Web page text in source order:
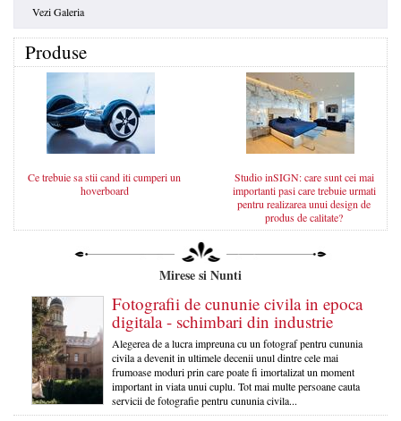
Vezi Galeria
Produse
Ce trebuie sa stii cand iti cumperi un
hoverboard
Studio inSIGN: care sunt cei mai
importanti pasi care trebuie urmati
pentru realizarea unui design de
produs de calitate?
Mirese si Nunti
Fotografii de cununie civila in epoca
digitala - schimbari din industrie
Alegerea de a lucra impreuna cu un fotograf pentru cununia
civila a devenit in ultimele decenii unul dintre cele mai
frumoase moduri prin care poate fi imortalizat un moment
important in viata unui cuplu. Tot mai multe persoane cauta
servicii de fotografie pentru cununia civila...